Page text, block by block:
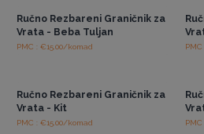
Ručno Rezbareni Graničnik za
Vrata - Beba Tuljan
PMC : €15.00/komad
Ručno Rezbareni Graničnik za
Vrata - Kit
PMC : €15.00/komad